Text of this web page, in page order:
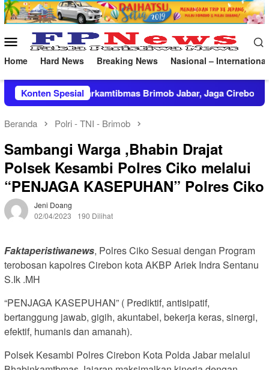
Loncat
ke
Menu
Mobile
Home Hard News Breaking News Nasional – International
Konten Spesial
Patroli Harkamtibmas Brimob Jabar, Jaga Cirebon Tetap
Beranda Polri - TNI - Brimob
Sambangi Warga ,Bhabin Drajat
Polsek Kesambi Polres Ciko melalui
“PENJAGA KASEPUHAN” Polres Ciko
Jeni Doang
02/04/2023
190 Dilihat
Faktaperistiwanews, Polres Ciko Sesuai dengan Program
terobosan kapolres Cirebon kota AKBP Ariek Indra Sentanu
S.Ik .MH
“PENJAGA KASEPUHAN” ( Prediktif, antisipatif,
bertanggung jawab, gigih, akuntabel, bekerja keras, sinergi,
efektif, humanis dan amanah).
Polsek Kesambi Polres Cirebon Kota Polda Jabar melalui